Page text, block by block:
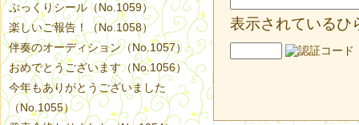
表示されているひ
ぷっくりシール（No.1059）
楽しいご報告！（No.1058）
伴奏のオーディション（No.1057）
おめでとうございます（No.1056）
今年もありがとうございました
（No.1055）